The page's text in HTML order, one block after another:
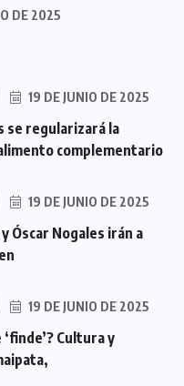
DE 2025
19 DE JUNIO DE 2025
se regularizará la
complementario
19 DE JUNIO DE 2025
Óscar Nogales irán a
19 DE JUNIO DE 2025
Cultura y